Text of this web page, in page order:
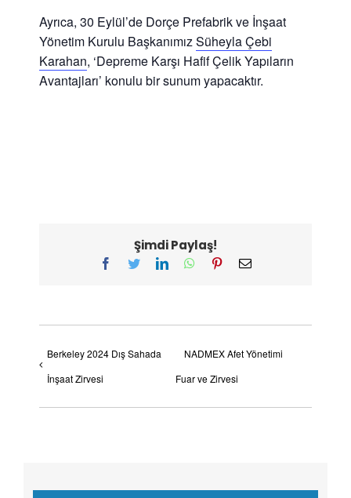
Ayrıca, 30 Eylül’de Dorçe Prefabrik ve İnşaat
Yönetim Kurulu BaşkanımızSüheyla Çebi
Karahan, ‘Depreme Karşı Hafif Çelik Yapıların
Avantajları’ konulu bir sunum yapacaktır.
Şimdi Paylaş!
Facebook
TwitterLinkedInWhatsApp
Pinterest
E-
Berkeley 2024 Dış Sahada
İnşaat Zirvesi
NADMEX Afet Yönetimi
Fuar ve Zirvesi